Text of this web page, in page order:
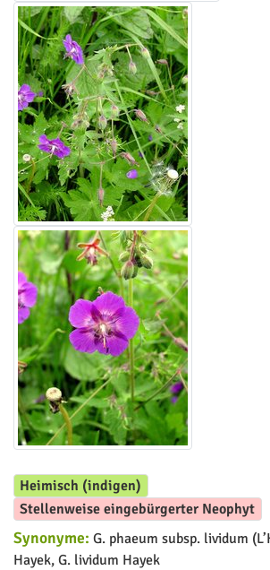
Heimisch (indigen)
Stellenweise eingebürgerter Neophyt
Synonyme: G. phaeum subsp. lividum
Hayek, G. lividum Hayek